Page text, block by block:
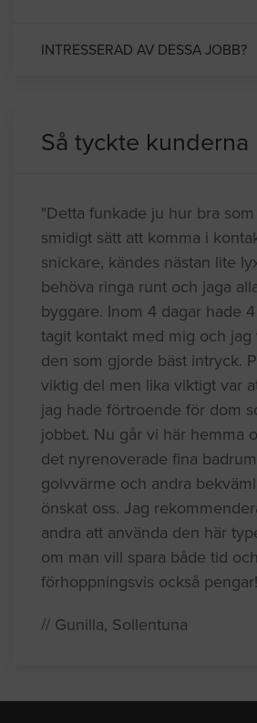
INTRESSERAD AV DESSA JOBB?
Så tyckte kunderna
"Detta funkade ju hur bra
smidigt sätt att komma i
snickare, kändes nästan lite
behöva ringa runt och jaga
byggare. Inom 4 dagar hade
tagit kontakt med mig och jag
den som gjorde bäst intryck.
viktig del men lika viktigt var
jag hade förtroende för dom
jobbet. Nu går vi här hemma
det nyrenoverade fina
golvvärme och andra
önskat oss. Jag
andra att använda den här
om man vill spara både tid och
förhoppningsvis också
// Gunilla, Sollentuna